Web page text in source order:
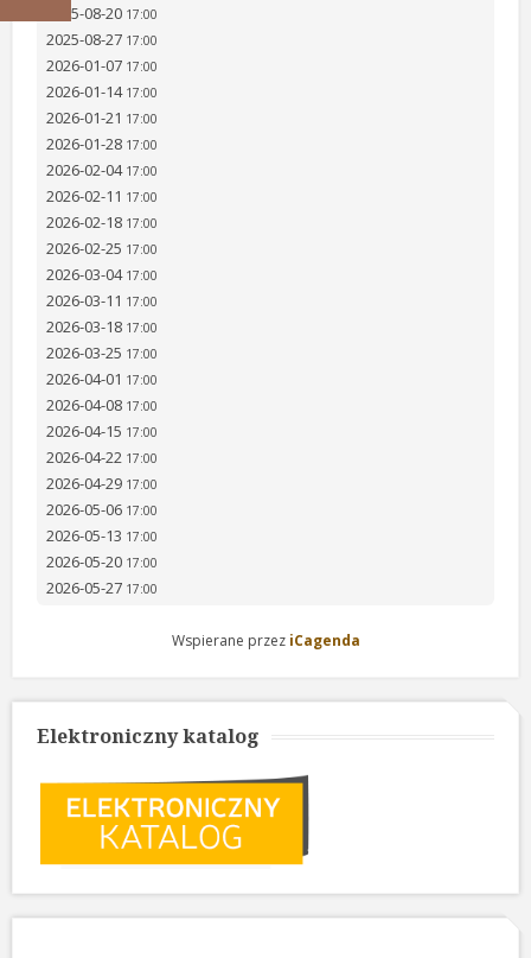
2025-08-20 17:00
2025-08-27 17:00
2026-01-07 17:00
2026-01-14 17:00
2026-01-21 17:00
2026-01-28 17:00
2026-02-04 17:00
2026-02-11 17:00
2026-02-18 17:00
2026-02-25 17:00
2026-03-04 17:00
2026-03-11 17:00
2026-03-18 17:00
2026-03-25 17:00
2026-04-01 17:00
2026-04-08 17:00
2026-04-15 17:00
2026-04-22 17:00
2026-04-29 17:00
2026-05-06 17:00
2026-05-13 17:00
2026-05-20 17:00
2026-05-27 17:00
Wspierane przez iCagenda
Elektroniczny katalog